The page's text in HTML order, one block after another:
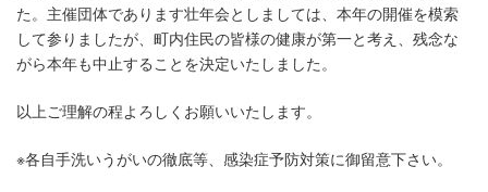
た。主催団体であります壮年会としましては、本年の開催を模索
して参りましたが、町内住民の皆様の健康が第一と考え、残念な
がら本年も中止することを決定いたしました。
以上ご理解の程よろしくお願いいたします。
※各自手洗いうがいの徹底等、感染症予防対策に御留意下さい。